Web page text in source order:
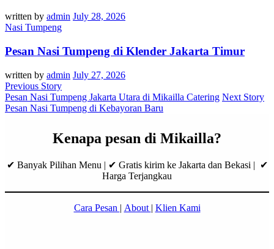
written by admin July 28, 2026
Nasi Tumpeng
Pesan Nasi Tumpeng di Klender Jakarta Timur
written by admin July 27, 2026
Previous Story
Pesan Nasi Tumpeng Jakarta Utara di Mikailla Catering Next Story
Pesan Nasi Tumpeng di Kebayoran Baru
Kenapa pesan di Mikailla?
✔ Banyak Pilihan Menu | ✔ Gratis kirim ke Jakarta dan Bekasi | ✔
Harga Terjangkau
Cara Pesan | About | Klien Kami